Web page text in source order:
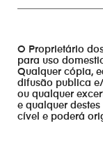
O Proprietário
para uso
Qualquer cópia,
difusão publica
ou qualquer
e qualquer
cível e poderá